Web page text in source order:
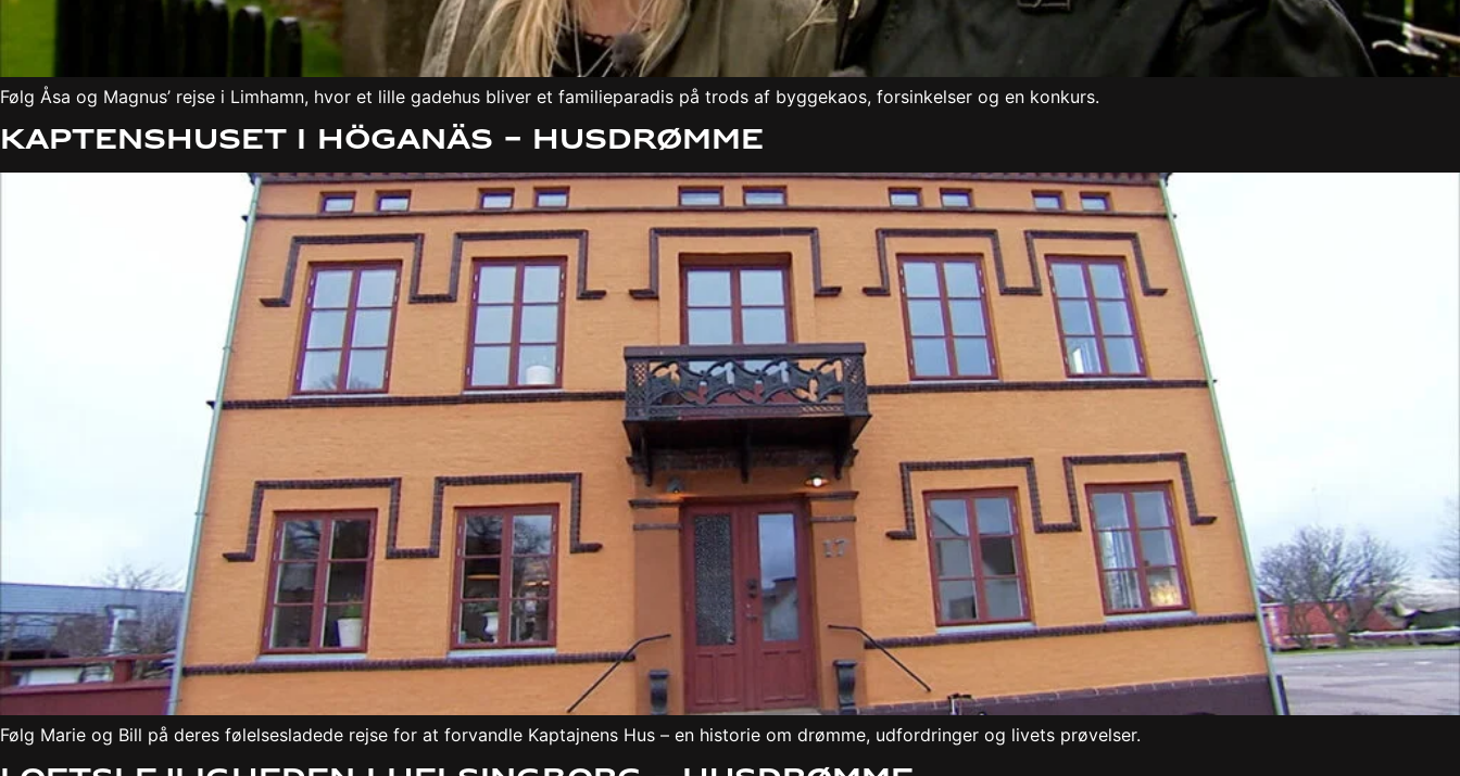
Følg Åsa og Magnus’ rejse i Limhamn, hvor et lille gadehus bliver et familieparadis på trods af byggekaos, forsinkelser og en konkurs.
Kaptenshuset i Höganäs – Husdrømme
Følg Marie og Bill på deres følelsesladede rejse for at forvandle Kaptajnens Hus – en historie om drømme, udfordringer og livets prøvelser.